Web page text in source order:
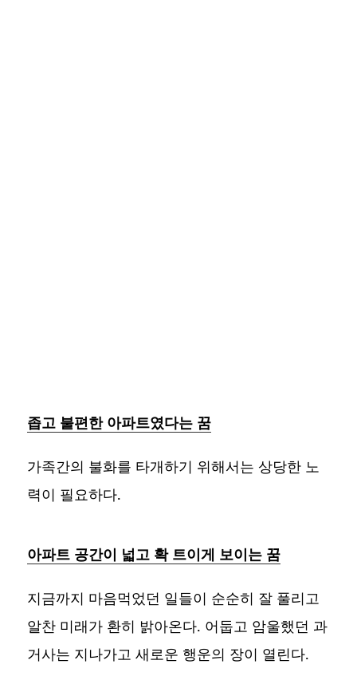
좁고 불편한 아파트였다는 꿈
가족간의 불화를 타개하기 위해서는 상당한 노
력이 필요하다.
아파트 공간이 넓고 확 트이게 보이는 꿈
지금까지 마음먹었던 일들이 순순히 잘 풀리고
알찬 미래가 환히 밝아온다. 어둡고 암울했던 과
거사는 지나가고 새로운 행운의 장이 열린다.